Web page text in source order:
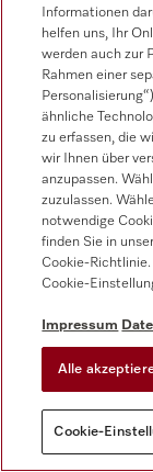
Informationen
helfen uns, Ihr
werden auch zur
Rahmen einer
ähnliche
zu erfassen, die
wir Ihnen über
anzupassen.
zuzulassen.
notwendige
finden Sie in
Cookie-
Cookie-
Impressum
Alle
Cookie-